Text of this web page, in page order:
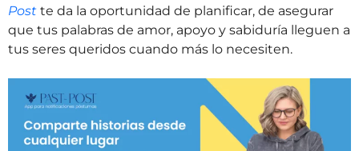
Post te da la oportunidad de planificar, de asegurar
que tus palabras de amor, apoyo y sabiduría lleguen a
tus seres queridos cuando más lo necesiten.